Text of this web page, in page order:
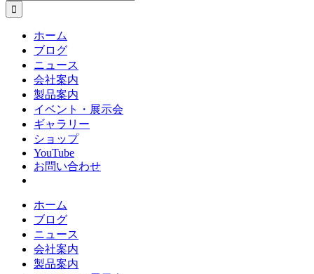
索
…
ホーム
ブログ
ニュース
会社案内
製品案内
イベント・展示会
ギャラリー
ショップ
YouTube
お問い合わせ
ホーム
ブログ
ニュース
会社案内
製品案内